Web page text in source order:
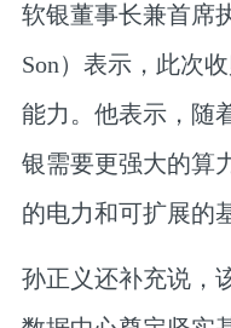
软银董事长兼首席
Son）表示，此次
能力。他表示，随
银需要更强大的算
的电力和可扩展的
孙正义还补充说，